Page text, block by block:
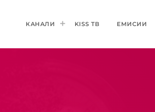
КАНАЛИ KISS ТВ ЕМИСИИ